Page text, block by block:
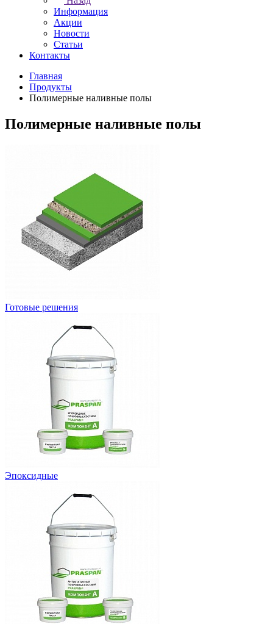
Информация
Акции
Новости
Статьи
Контакты
Главная
Продукты
Полимерные наливные полы
Полимерные наливные полы
Готовые решения
Эпоксидные